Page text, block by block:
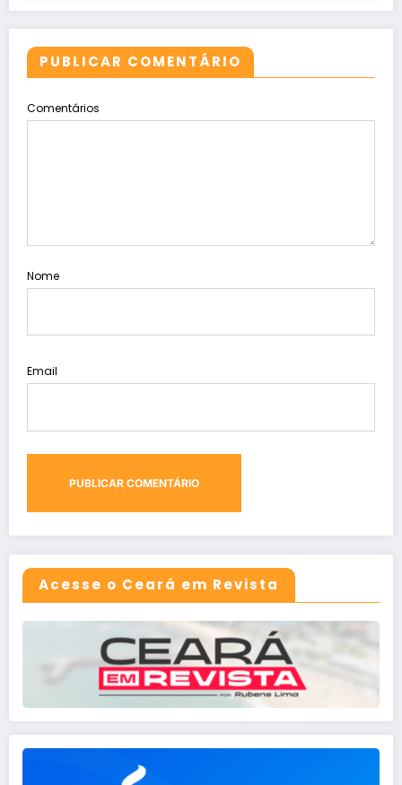
PUBLICAR COMENTÁRIO
Comentários
Nome
Email
Acesse o Ceará em Revista